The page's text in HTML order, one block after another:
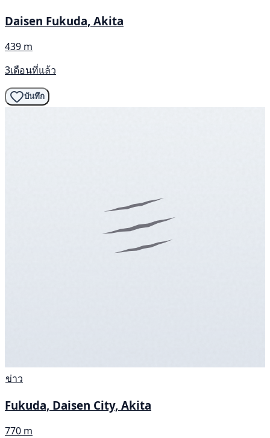
Daisen Fukuda, Akita
439 m
3เดือนที่แล้ว
บันทึก
ข่าว
Fukuda, Daisen City, Akita
770 m